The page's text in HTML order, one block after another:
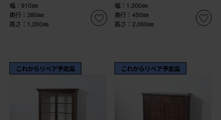
幅：910㎜
奥行：380㎜
高さ：1,260㎜
幅：1,300㎜
奥行：450㎜
高さ：2,060㎜
これからリペア予定品 これからリペア予定品